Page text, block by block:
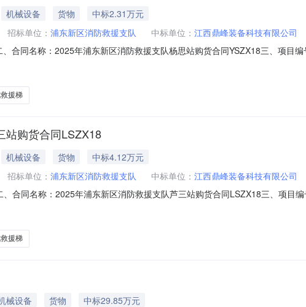
机械设备 货物
中标2.31万元
招标单位： 浦东新区消防救援支队 中标单位： 江西鼎峰装备科技有限公司
合同名称：2025年浦东新区消防救援支队杨思站购货合同YSZX18三、项目
五、合同主体采购人（甲方）：浦东新区消防救援支队地址：杜鹃路260号联
沿江工业基地九湖东路168号联系方式：18270238574六、合同主要信息主要
援梯
站购货合同LSZX18
机械设备 货物
中标4.12万元
招标单位： 浦东新区消防救援支队 中标单位： 江西鼎峰装备科技有限公司
合同名称：2025年浦东新区消防救援支队芦三站购货合同LSZX18三、项目
沿江工业基地九湖东路168号联系方式：18270238574六、合同主要信息主要
援梯
械设备 货物
中标29.85万元